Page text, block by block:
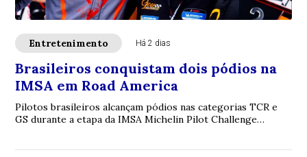
Entretenimento Há 2 dias
Brasileiros conquistam dois pódios na
IMSA em Road America
Pilotos brasileiros alcançam pódios nas categorias TCR e
GS durante a etapa da IMSA Michelin Pilot Challenge